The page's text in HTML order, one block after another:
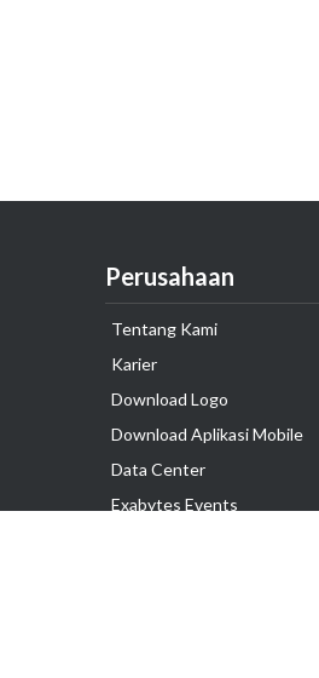
Perusahaan
Tentang Kami
Karier
Download Logo
Download Aplikasi Mobile
Data Center
Exabytes Events